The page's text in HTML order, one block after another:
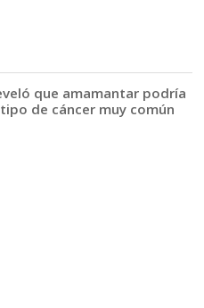
que amamantar podría
de cáncer muy común